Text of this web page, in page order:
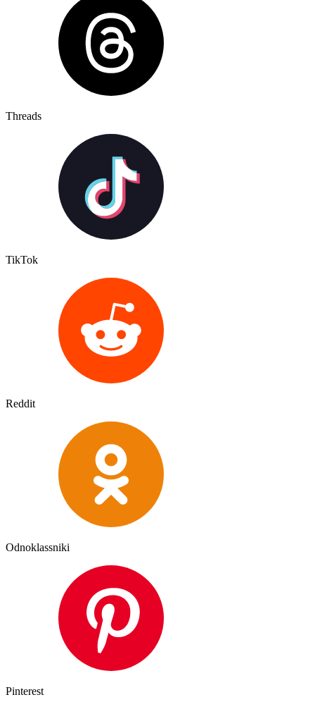
Threads
TikTok
Reddit
Odnoklassniki
Pinterest